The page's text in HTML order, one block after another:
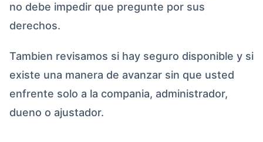
no debe impedir que pregunte por sus
derechos.
Tambien revisamos si hay seguro disponible y si
existe una manera de avanzar sin que usted
enfrente solo a la compania, administrador,
dueno o ajustador.